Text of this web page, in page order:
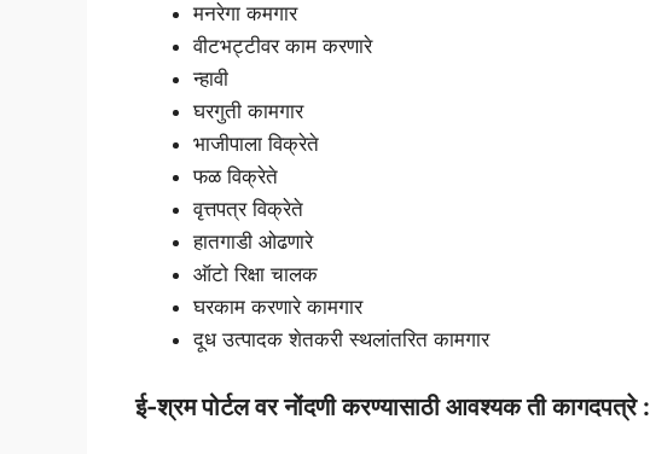
मनरेगा कमगार
वीटभट्टीवर काम करणारे
न्हावी
घरगुती कामगार
भाजीपाला विक्रेते
फळ विक्रेते
वृत्तपत्र विक्रेते
हातगाडी ओढणारे
ऑटो रिक्षा चालक
घरकाम करणारे कामगार
दूध उत्पादक शेतकरी स्थलांतरित कामगार
ई-श्रमपोर्टल वर नोंदणी करण्यासाठी आवश्यक ती कागदपत्रे :